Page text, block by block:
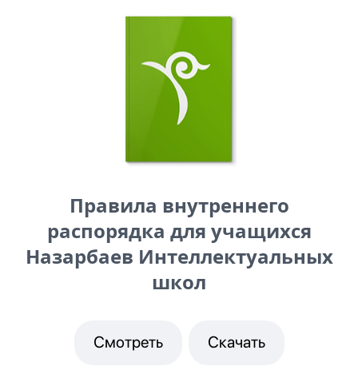
Правила внутреннего
распорядка для учащихся
Назарбаев Интеллектуальных
школ
Смотреть Скачать